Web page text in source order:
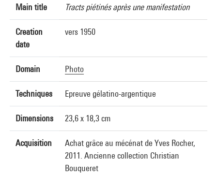
Main title Tracts piétinés après une manifestation
Creation
date
vers 1950
Domain Photo
Techniques Epreuve gélatino-argentique
Dimensions 23,6 x 18,3 cm
Acquisition
Achat grâce au mécénat de Yves Rocher,
2011. Ancienne collection Christian
Bouqueret